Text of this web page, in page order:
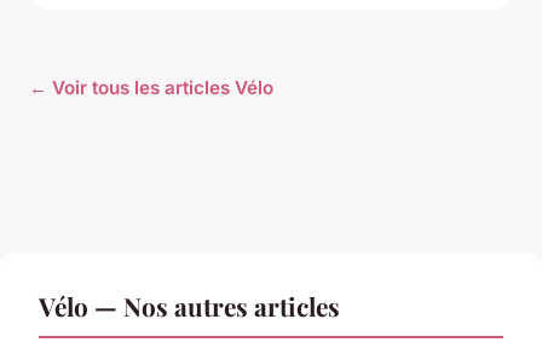
← Voir tous les articles Vélo
Vélo — Nos autres articles